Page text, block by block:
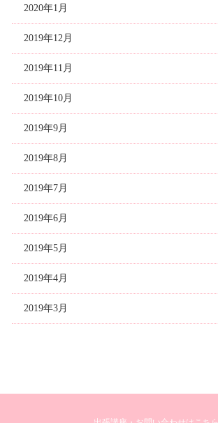
2020年1月
2019年12月
2019年11月
2019年10月
2019年9月
2019年8月
2019年7月
2019年6月
2019年5月
2019年4月
2019年3月